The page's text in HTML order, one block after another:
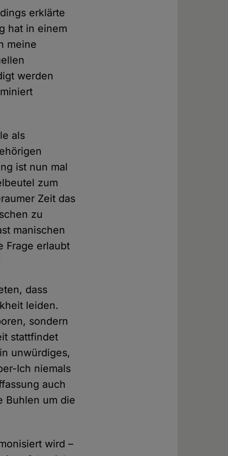
erklärte
hat in einem
meine
werden
als
ist nun mal
zum
Zeit das
zu
manischen
Frage erlaubt
dass
leiden.
sondern
stattfindet
unwürdiges,
Ich niemals
auch
Buhlen um die
wird –